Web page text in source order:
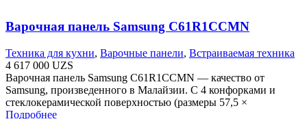
Варочная панель Samsung C61R1CCMN
Техника для кухни, Варочные панели, Встраиваемая техника
4 617 000 UZS
Варочная панель Samsung C61R1CCMN — качество от
Samsung, произведенного в Малайзии. С 4 конфорками и
стеклокерамической поверхностью (размеры 57,5 ​​×
Подробнее